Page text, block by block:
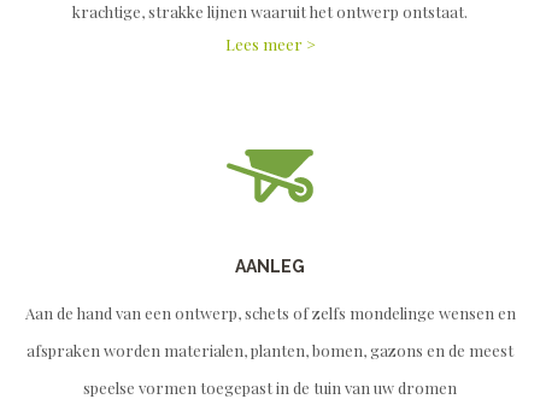
krachtige, strakke lijnen waaruit het ontwerp ontstaat.
Lees meer >
AANLEG
Aan de hand van een ontwerp, schets of zelfs mondelinge wensen en
afspraken worden materialen, planten, bomen, gazons en de meest
speelse vormen toegepast in de tuin van uw dromen